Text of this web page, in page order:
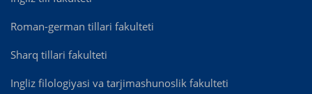
Roman-german tillari fakulteti
Sharq tillari fakulteti
Ingliz filologiyasi va tarjimashunoslik fakulteti